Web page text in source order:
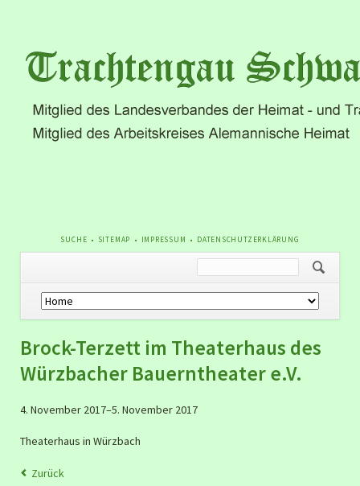
NAVIGATION
SUCHE SITEMAP IMPRESSUM DATENSCHUTZERKLÄRUNG
Navigation
überspringen
Brock-Terzett im Theaterhaus des
Würzbacher Bauerntheater e.V.
4. November 2017–5. November 2017
Theaterhaus in Würzbach
Zurück